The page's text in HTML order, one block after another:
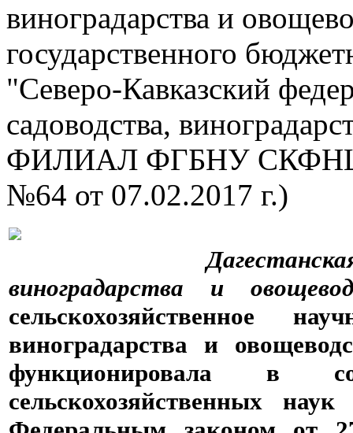
виноградарства и
государственного
"Северо-Кавказский
садоводства,
ФИЛИАЛ ФГБНУ
№64 от 07.02.2017 г.)
виноградарства и
сельскохозяйственное
виноградарства и
функционировала в
сельскохозяйственных